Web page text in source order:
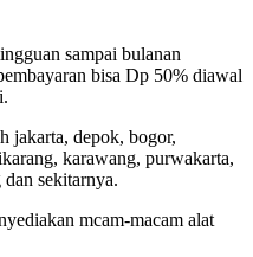
sampai bulanan
bisa Dp 50% diawal
jakarta, depok, bogor,
karawang, purwakarta,
sekitarnya.
mcam-macam alat